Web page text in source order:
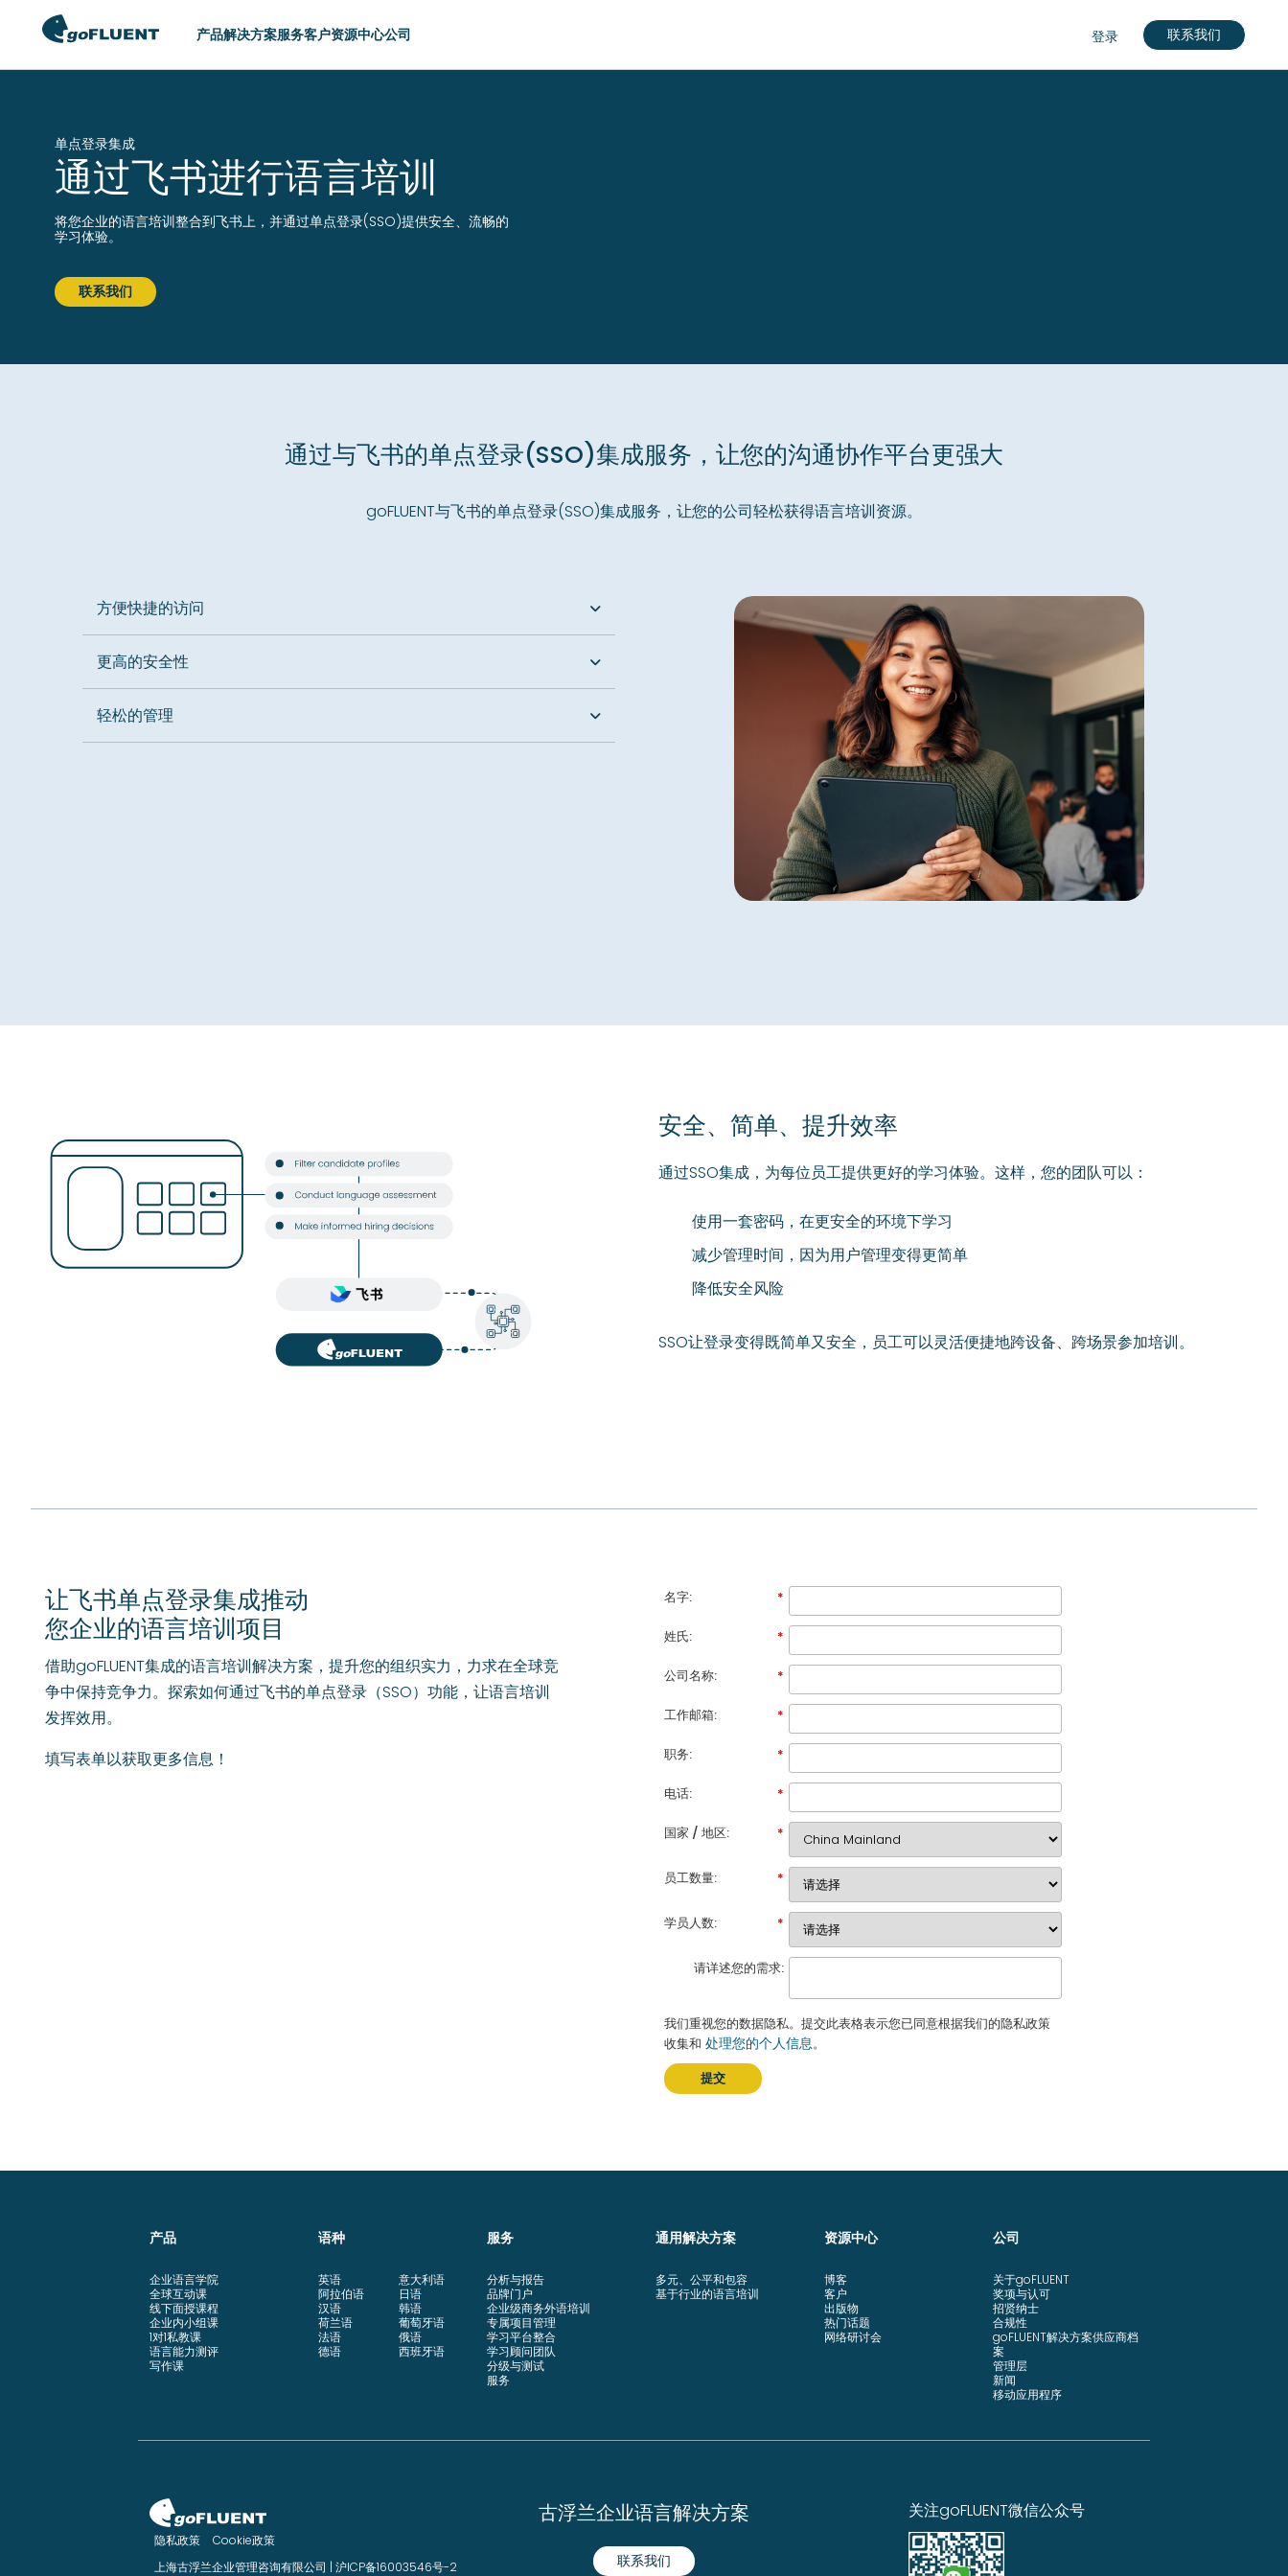
产品解决方案服务客户资源中心公司
AMERICAS
Argentina (Español)
Chile (Español)
ASIA
Indonesia (English)
登录 联系我们
单点登录集成
通过飞书进行语言培训
将您企业的语言培训整合到飞书上，并通过单点登录(SSO)提供安全、流畅的
学习体验。
联系我们
通过与飞书的单点登录(SSO)集成服务，让您的沟通协作平台更强大
goFLUENT与飞书的单点登录(SSO)集成服务，让您的公司轻松获得语言培训资源。
方便快捷的访问
更高的安全性
轻松的管理
安全、简单、提升效率
通过SSO集成，为每位员工提供更好的学习体验。这样，您的团队可以：
使用一套密码，在更安全的环境下学习
减少管理时间，因为用户管理变得更简单
降低安全风险
SSO让登录变得既简单又安全，员工可以灵活便捷地跨设备、跨场景参加培训。
让飞书单点登录集成推动
您企业的语言培训项目
借助goFLUENT集成的语言培训解决方案，提升您的组织实力，力求在全球竞
争中保持竞争力。探索如何通过飞书的单点登录（SSO）功能，让语言培训
发挥效用。
填写表单以获取更多信息！
*
名字:
*
姓氏:
*
公司名称:
*
工作邮箱:
*
职务:
*
电话:
*
国家 / 地区:
*
员工数量:
*
学员人数:
请详述您的需求:
我们重视您的数据隐私。提交此表格表示您已同意根据我们的隐私政策
收集和处理您的个人信息。
提交
产品
企业语言学院
全球互动课
线下面授课程
企业内小组课
1对1私教课
语言能力测评
写作课
语种
英语
阿拉伯语
汉语
荷兰语
法语
德语
意大利语
日语
韩语
葡萄牙语
俄语
西班牙语
服务
分析与报告
品牌门户
企业级商务外语培训
专属项目管理
学习平台整合
学习顾问团队
分级与测试
服务
通用解决方案
多元、公平和包容
基于行业的语言培训
资源中心
博客
客户
出版物
热门话题
网络研讨会
公司
关于goFLUENT
奖项与认可
招贤纳士
合规性
goFLUENT解决方案供应商档
案
管理层
新闻
移动应用程序
隐私政策
Cookie政策
上海古浮兰企业管理咨询有限公司 | 沪ICP备16003546号-2
古浮兰企业语言解决方案
联系我们
关注goFLUENT微信公众号